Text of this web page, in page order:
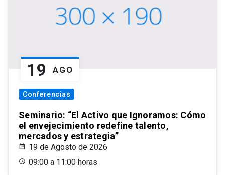
19 AGO
Conferencias
Seminario: “El Activo que Ignoramos: Cómo
el envejecimiento redefine talento,
mercados y estrategia”
19 de Agosto de 2026
09:00 a 11:00 horas